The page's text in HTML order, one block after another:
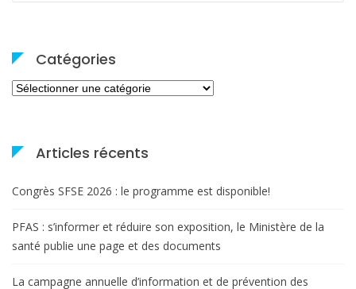
Catégories
Catégories
Articles récents
Congrès SFSE 2026 : le programme est disponible!
PFAS : s’informer et réduire son exposition, le Ministère de la
santé publie une page et des documents
La campagne annuelle d’information et de prévention des